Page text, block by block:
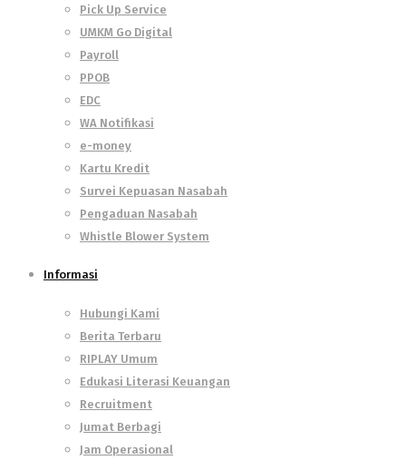
Pick Up Service
UMKM Go Digital
Payroll
PPOB
EDC
WA Notifikasi
e-money
Kartu Kredit
Survei Kepuasan Nasabah
Pengaduan Nasabah
Whistle Blower System
Informasi
Hubungi Kami
Berita Terbaru
RIPLAY Umum
Edukasi Literasi Keuangan
Recruitment
Jumat Berbagi
Jam Operasional